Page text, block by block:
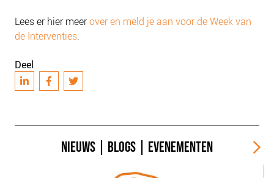
Lees er hier meerover en meld je aan voor de Week van
de Interventies.
Deel
NIEUWS BLOGS EVENEMENTEN